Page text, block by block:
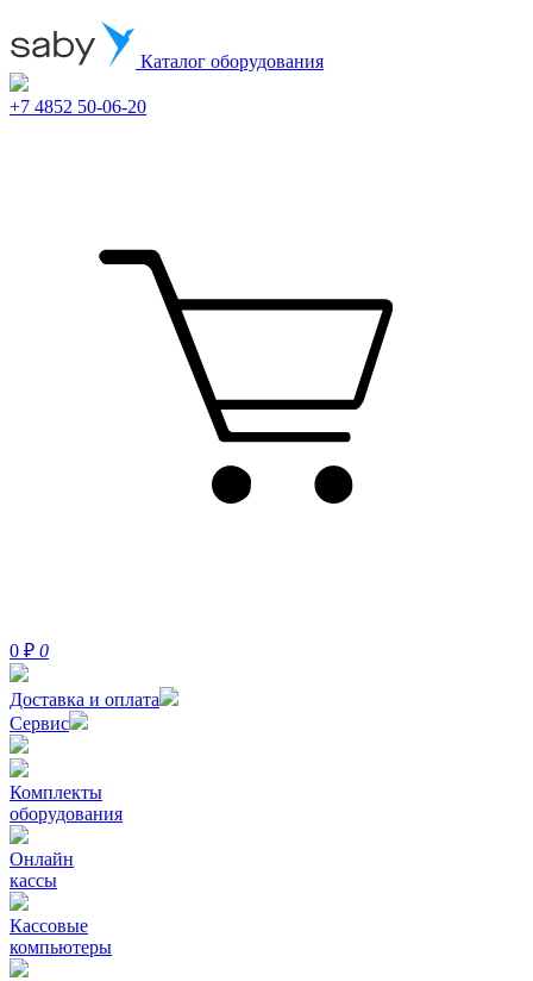
Каталог оборудования
+7 4852 50-06-20
0 ₽ 0
Доставка и оплата
Сервис
Комплекты
оборудования
Онлайн
кассы
Кассовые
компьютеры